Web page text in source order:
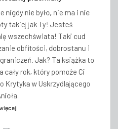
nigdy nie było, nie ma i nie
takiej jak Ty! Jesteś
wszechświata! Taki cud
obfitości, dobrostanu i
Jak? Ta książka to
cały rok, który pomoże Ci
Krytyka w Uskrzydlającego